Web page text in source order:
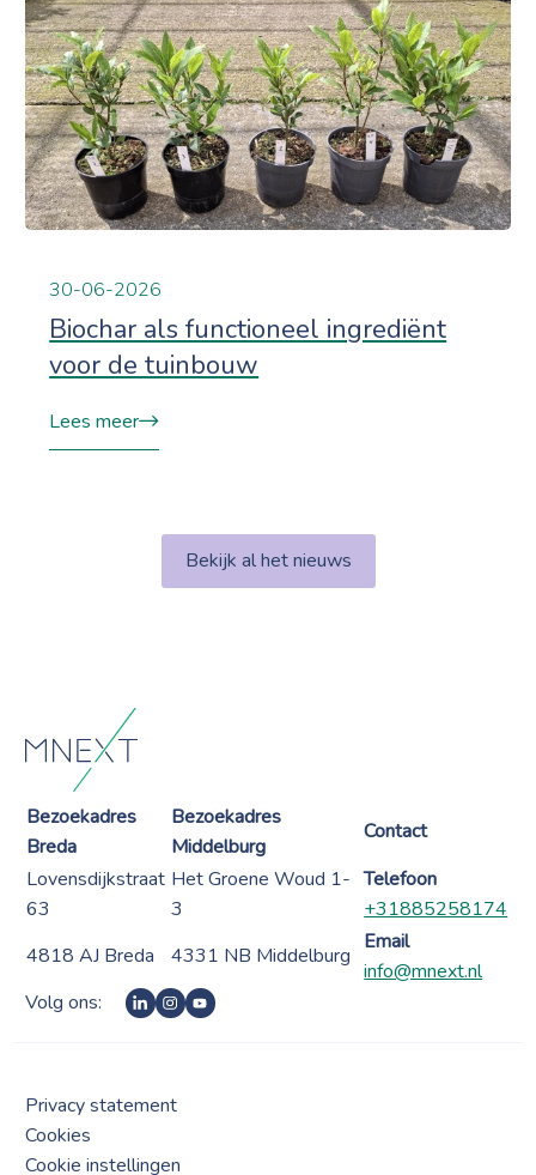
30-06-2026
Biochar als functioneel ingrediënt
voor de tuinbouw
Lees meer
Bekijk al het nieuws
Bezoekadres
Breda
Bezoekadres
Middelburg
Contact
Lovensdijkstraat
63
Het Groene Woud 1-
3
Telefoon
+31885258174
4818 AJ Breda
4331 NB Middelburg
Email
info@mnext.nl
Volg ons:
Privacy statement
Cookies
Cookie instellingen